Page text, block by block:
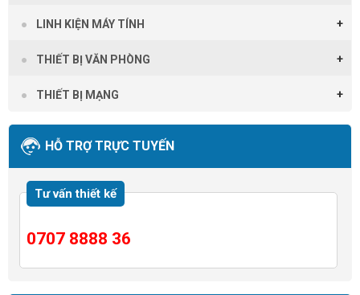
LINH KIỆN MÁY TÍNH
THIẾT BỊ VĂN PHÒNG
THIẾT BỊ MẠNG
HỖ TRỢ TRỰC TUYẾN
Tư vấn thiết kế
0707 8888 36